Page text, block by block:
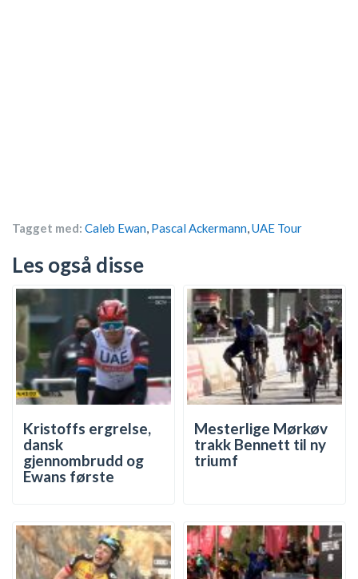
Tagget med: Caleb Ewan, Pascal Ackermann,UAE Tour
Les også disse
Kristoffs ergrelse,
dansk
gjennombrudd og
Ewans første
Mesterlige Mørkøv
trakk Bennett til ny
triumf